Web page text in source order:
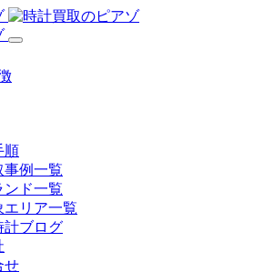
順
事例一覧
ンド一覧
エリア一覧
計ブログ
せ